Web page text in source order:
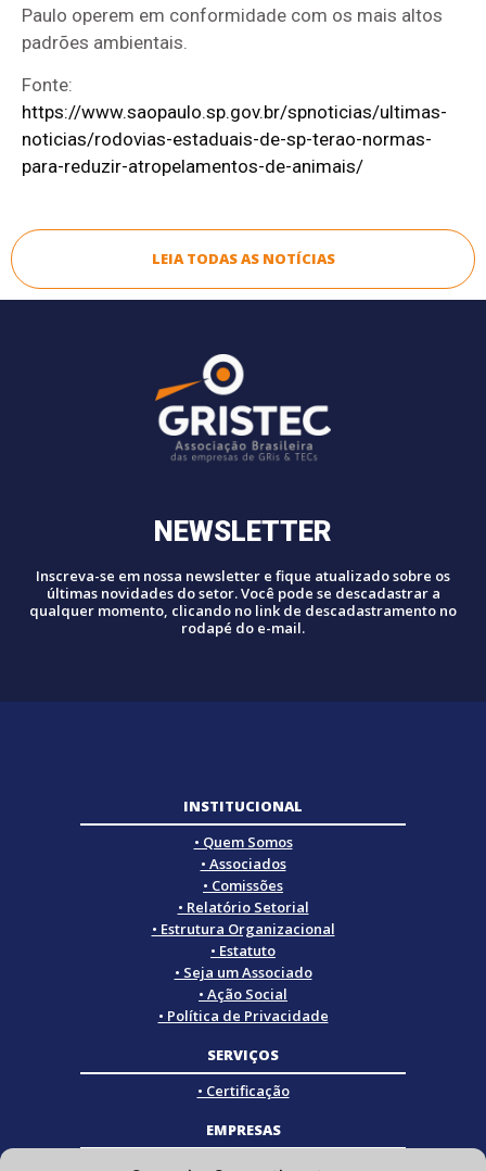
Paulo operem em conformidade com os mais altos
padrões ambientais.
Fonte:
https://www.saopaulo.sp.gov.br/spnoticias/ultimas-
noticias/rodovias-estaduais-de-sp-terao-normas-
para-reduzir-atropelamentos-de-animais/
LEIA TODAS AS NOTÍCIAS
NEWSLETTER
Inscreva-se em nossa newsletter e fique atualizado sobre os
últimas novidades do setor. Você pode se descadastrar a
qualquer momento, clicando no link de descadastramento no
rodapé do e-mail.
INSTITUCIONAL
• Quem Somos
• Associados
• Comissões
• Relatório Setorial
• Estrutura Organizacional
• Estatuto
• Seja um Associado
• Ação Social
• Política de Privacidade
SERVIÇOS
• Certificação
EMPRESAS
• Empresas Associadas